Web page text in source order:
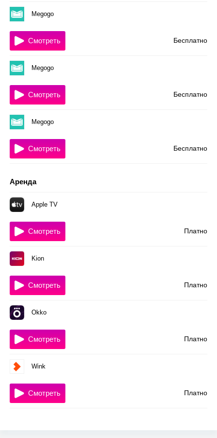
Megogo
Бесплатно
Смотреть
Megogo
Бесплатно
Смотреть
Megogo
Бесплатно
Смотреть
Аренда
Apple TV
Платно
Смотреть
Kion
Платно
Смотреть
Okko
Платно
Смотреть
Wink
Платно
Смотреть